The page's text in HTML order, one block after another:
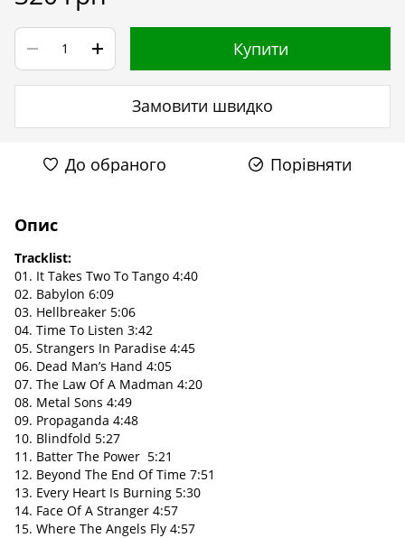
Купити
Замовити швидко
До обраного Порівняти
Опис
Tracklist:
01. It Takes Two To Tango 4:40
02. Babylon 6:09
03. Hellbreaker 5:06
04. Time To Listen 3:42
05. Strangers In Paradise 4:45
06. Dead Man’s Hand 4:05
07. The Law Of A Madman 4:20
08. Metal Sons 4:49
09. Propaganda 4:48
10. Blindfold 5:27
11. Batter The Power 5:21
12. Beyond The End Of Time 7:51
13. Every Heart Is Burning 5:30
14. Face Of A Stranger 4:57
15. Where The Angels Fly 4:57